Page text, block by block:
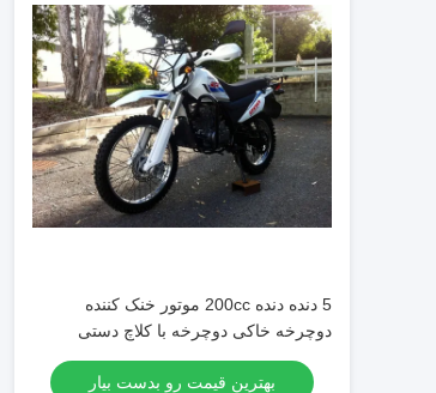
5 دنده دنده 200cc موتور خنک کننده
دوچرخه خاکی دوچرخه با کلاچ دستی
بهترین قیمت رو بدست بیار